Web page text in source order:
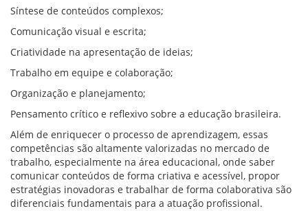
Síntese de conteúdos complexos;
Comunicação visual e escrita;
Criatividade na apresentação de ideias;
Trabalho em equipe e colaboração;
Organização e planejamento;
Pensamento crítico e reflexivo sobre a educação brasileira.
Além de enriquecer o processo de aprendizagem, essas
competências são altamente valorizadas no mercado de
trabalho, especialmente na área educacional, onde saber
comunicar conteúdos de forma criativa e acessível, propor
estratégias inovadoras e trabalhar de forma colaborativa são
diferenciais fundamentais para a atuação profissional.